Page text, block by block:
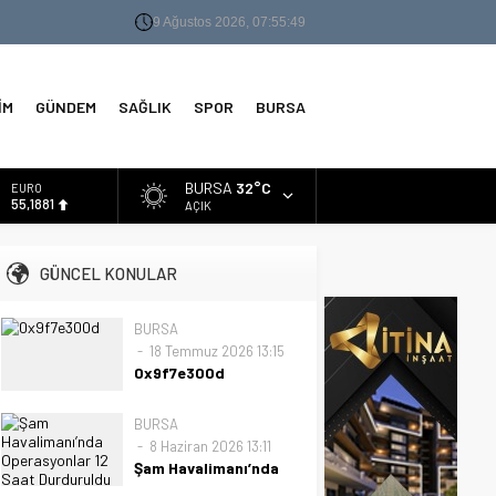
9 Ağustos 2026, 07:55:50
GÜNDEM SAĞLIK SPOR BURSA
EURO
55,1881
6.660,55
13.779,39
BURSA 32°C
AÇIK
GÜNCEL KONULAR
BURSA
18 Temmuz 2026 13:15
0x9f7e300d
BURSA
8 Haziran 2026 13:11
Şam Havalimanı’nda